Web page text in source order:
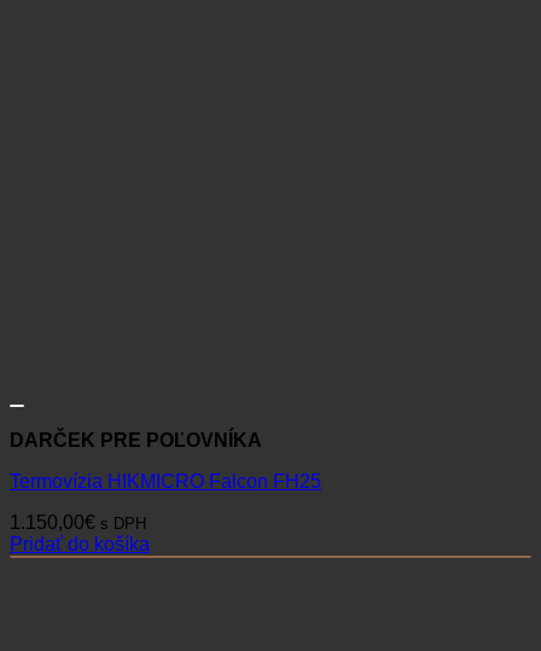
DARČEK PRE POĽOVNÍKA
Termovízia HIKMICRO Falcon FH25
1.150,00€ s DPH
Pridať do košíka